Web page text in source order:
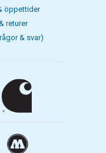
öppettider
returer
& svar)